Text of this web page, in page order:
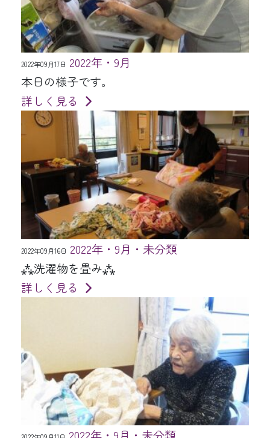
2022年09月17日 2022年・9月
本日の様子です。
詳しく見る
2022年09月16日 2022年・9月・未分類
⁂洗濯物を畳み⁂
詳しく見る